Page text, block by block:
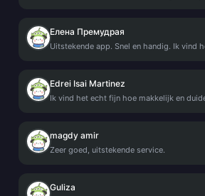
Елена Премудрая
Uitstekende app. Snel en handig. Ik vind
Edrei Isai Martinez
Ik vind het echt fijn hoe makkelijk en
magdy amir
Zeer goed, uitstekende service.
Guliza